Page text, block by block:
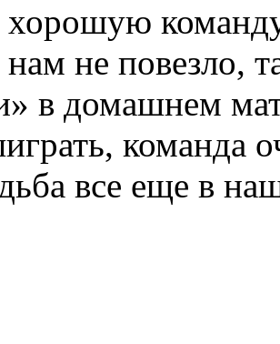
не повезло,
в домашнем
команда
все еще в